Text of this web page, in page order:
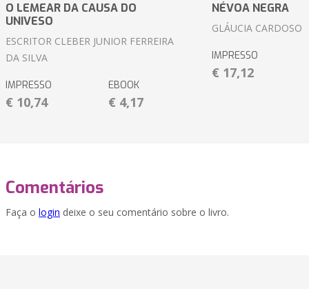
O LEMEAR DA CAUSA DO
UNIVESO
ESCRITOR CLEBER JUNIOR FERREIRA
DA SILVA
IMPRESSO
€ 10,74
EBOOK
€ 4,17
NÉVOA NEGRA
GLÁUCIA CARDOSO
IMPRESSO
€ 17,12
Comentários
Faça o login deixe o seu comentário sobre o livro.